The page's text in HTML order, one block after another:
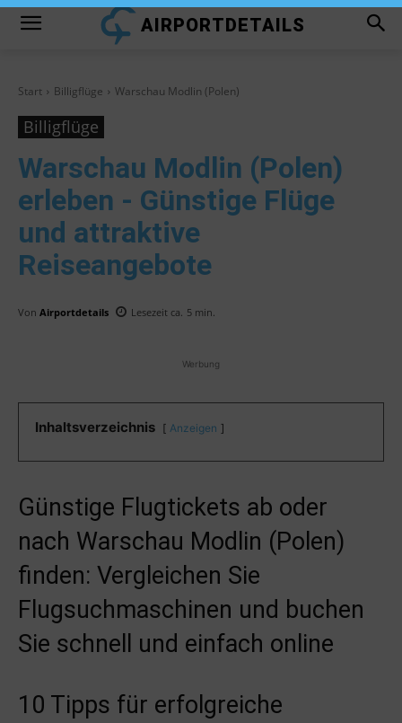
AIRPORTDETAILS
Start Billigflüge Warschau Modlin (Polen)
Billigflüge
Warschau Modlin (Polen)
erleben - Günstige Flüge
und attraktive
Reiseangebote
Von Airportdetails Lesezeit ca. 5 min.
Werbung
Inhaltsverzeichnis Anzeigen
Günstige Flugtickets ab oder
nach Warschau Modlin (Polen)
finden: Vergleichen Sie
Flugsuchmaschinen und buchen
Sie schnell und einfach online
10 Tipps für erfolgreiche